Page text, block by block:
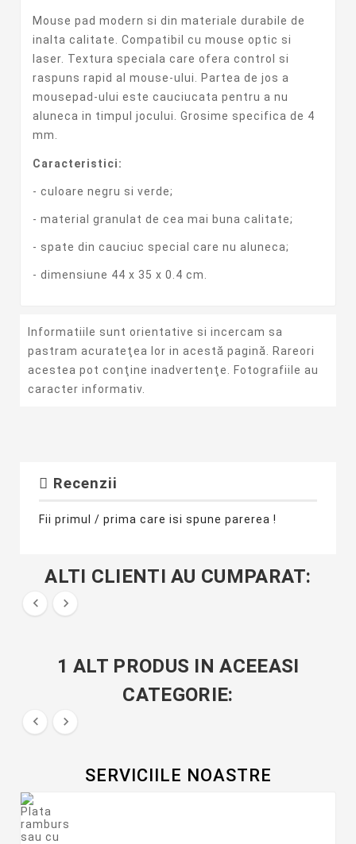
Mouse pad modern si din materiale durabile de
inalta calitate. Compatibil cu mouse optic si
laser. Textura speciala care ofera control si
raspuns rapid al mouse-ului. Partea de jos a
mousepad-ului este cauciucata pentru a nu
aluneca in timpul jocului. Grosime specifica de 4
mm.
Caracteristici:
- culoare negru si verde;
- material granulat de cea mai buna calitate;
- spate din cauciuc special care nu aluneca;
- dimensiune 44 x 35 x 0.4 cm.
Informatiile sunt orientative si incercam sa
pastram acurateţea lor in acestă pagină. Rareori
acestea pot conţine inadvertenţe. Fotografiile au
caracter informativ.
Recenzii
Fii primul / prima care isi spune parerea !
ALTI CLIENTI AU CUMPARAT:
 
1 ALT PRODUS IN ACEEASI
CATEGORIE:
 
SERVICIILE NOASTRE